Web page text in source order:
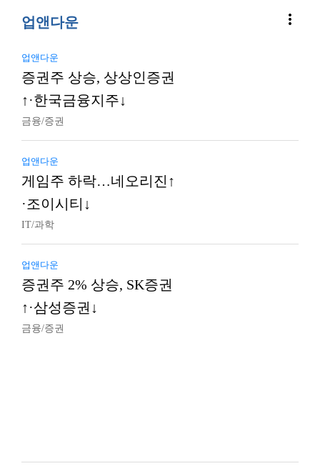
업앤다운 more_vert
업앤다운
증권주 상승, 상상인증권
↑·한국금융지주↓
금융/증권
업앤다운
게임주 하락…네오리진↑
·조이시티↓
IT/과학
업앤다운
증권주 2% 상승, SK증권
↑·삼성증권↓
금융/증권